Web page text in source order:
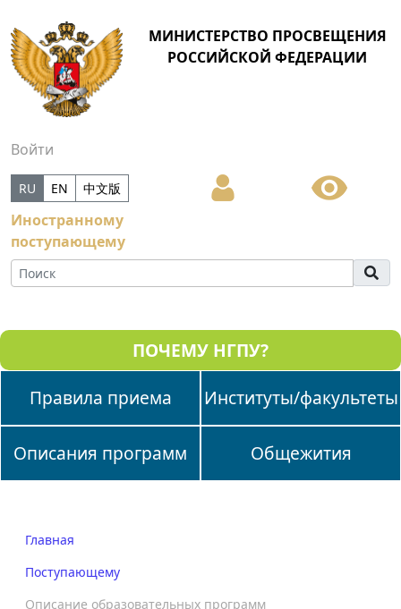
МИНИСТЕРСТВО ПРОСВЕЩЕНИЯ
РОССИЙСКОЙ ФЕДЕРАЦИИ
Войти
Иностранному
поступающему
RU EN 中文版
ПОЧЕМУ НГПУ?
Правила приема
Институты/факультеты
Описания программ Общежития
Главная
Поступающему
Описание образовательных программ